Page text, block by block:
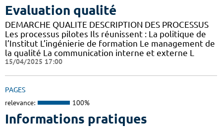
Evaluation qualité
DEMARCHE QUALITE DESCRIPTION DES PROCESSUS
Les processus pilotes Ils réunissent : La politique de
l’Institut L’ingénierie de formation Le management de
la qualité La communication interne et externe L
15/04/2025 17:00
PAGES
relevance: 100%
Informations pratiques